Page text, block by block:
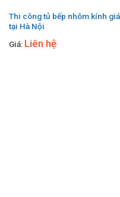
Thi công tủ bếp nhôm kính
tại Hà Nội
Giá: Liên hệ